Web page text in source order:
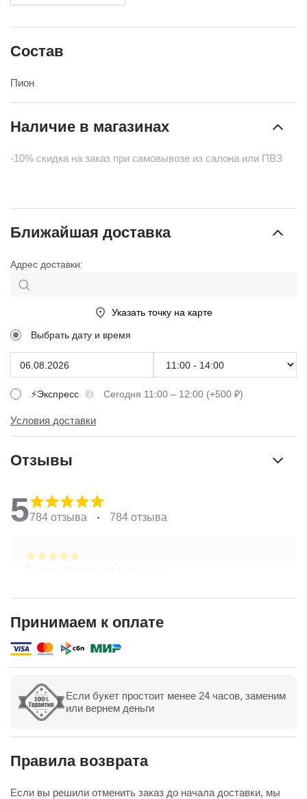
Состав
Пион
Наличие в магазинах
-10% скидка на заказ при самовывозе из салона или ПВЗ
Ближайшая доставка
Адрес доставки:
Указать точку на карте
Выбрать дату и время
⚡Экспресс Сегодня 11:00 – 12:00 (+500 ₽)
Условия доставки
Отзывы
5784 отзыва 784 отзыва
городе, заказываю через приложение. Всегда
доставка. Огромное спасибо за настроение
Показать все Оставить отзыв
Принимаем к оплате
Если букет простоит менее 24 часов, заменим
или вернем деньги
Правила возврата
Если вы решили отменить заказ до начала доставки, мы